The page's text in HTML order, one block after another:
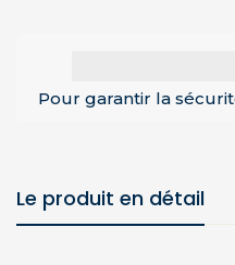
Pour garantir la
Le produit en détail